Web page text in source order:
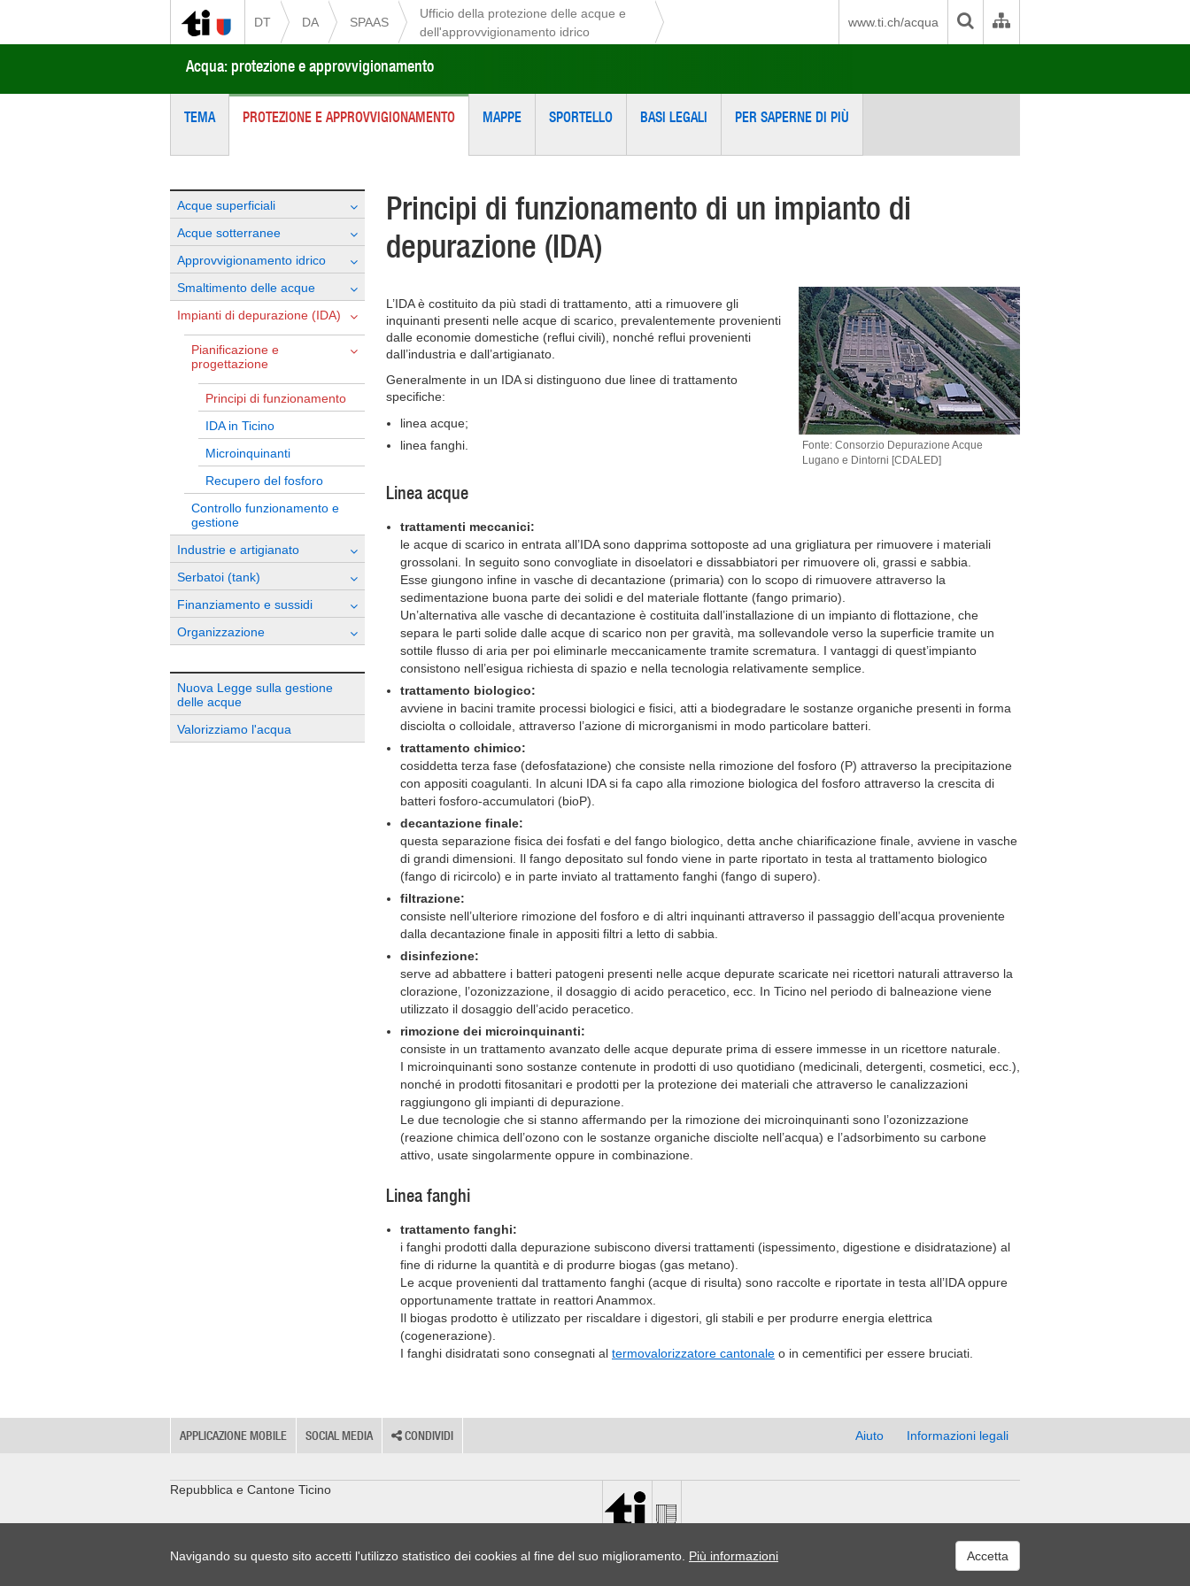
Navigando su questo sito accetti l'utilizzo statistico dei cookies al fine del suo miglioramento. Più informazioni Accetta
DT DA SPAAS
Ufficio della protezione delle acque e
dell'approvvigionamento idrico
www.ti.ch/acqua
Acqua: protezione e approvvigionamento
TEMA PROTEZIONE E APPROVVIGIONAMENTO MAPPE SPORTELLO BASI LEGALI PER SAPERNE DI PIÙ
Acque superficiali
Acque sotterranee
Approvvigionamento idrico
Smaltimento delle acque
Impianti di depurazione (IDA)
Pianificazione e
progettazione
Principi di funzionamento
IDA in Ticino
Microinquinanti
Recupero del fosforo
Controllo funzionamento e
gestione
Industrie e artigianato
Serbatoi (tank)
Finanziamento e sussidi
Organizzazione
Nuova Legge sulla gestione
delle acque
Valorizziamo l'acqua
Principi di funzionamento di un impianto di
depurazione (IDA)
Fonte: Consorzio Depurazione Acque
Lugano e Dintorni [CDALED]
L’IDA è costituito da più stadi di trattamento, atti a rimuovere gli
inquinanti presenti nelle acque di scarico, prevalentemente provenienti
dalle economie domestiche (reflui civili), nonché reflui provenienti
dall’industria e dall’artigianato.
Generalmente in un IDA si distinguono due linee di trattamento
specifiche:
linea acque;
linea fanghi.
Linea acque
trattamenti meccanici:
le acque di scarico in entrata all’IDA sono dapprima sottoposte ad una grigliatura per rimuovere i materiali
grossolani. In seguito sono convogliate in disoelatori e dissabbiatori per rimuovere oli, grassi e sabbia.
Esse giungono infine in vasche di decantazione (primaria) con lo scopo di rimuovere attraverso la
sedimentazione buona parte dei solidi e del materiale flottante (fango primario).
Un’alternativa alle vasche di decantazione è costituita dall’installazione di un impianto di flottazione, che
separa le parti solide dalle acque di scarico non per gravità, ma sollevandole verso la superficie tramite un
sottile flusso di aria per poi eliminarle meccanicamente tramite scrematura. I vantaggi di quest’impianto
consistono nell’esigua richiesta di spazio e nella tecnologia relativamente semplice.
trattamento biologico:
avviene in bacini tramite processi biologici e fisici, atti a biodegradare le sostanze organiche presenti in forma
disciolta o colloidale, attraverso l’azione di microrganismi in modo particolare batteri.
trattamento chimico:
cosiddetta terza fase (defosfatazione) che consiste nella rimozione del fosforo (P) attraverso la precipitazione
con appositi coagulanti. In alcuni IDA si fa capo alla rimozione biologica del fosforo attraverso la crescita di
batteri fosforo-accumulatori (bioP).
decantazione finale:
questa separazione fisica dei fosfati e del fango biologico, detta anche chiarificazione finale, avviene in vasche
di grandi dimensioni. Il fango depositato sul fondo viene in parte riportato in testa al trattamento biologico
(fango di ricircolo) e in parte inviato al trattamento fanghi (fango di supero).
filtrazione:
consiste nell’ulteriore rimozione del fosforo e di altri inquinanti attraverso il passaggio dell’acqua proveniente
dalla decantazione finale in appositi filtri a letto di sabbia.
disinfezione:
serve ad abbattere i batteri patogeni presenti nelle acque depurate scaricate nei ricettori naturali attraverso la
clorazione, l’ozonizzazione, il dosaggio di acido peracetico, ecc. In Ticino nel periodo di balneazione viene
utilizzato il dosaggio dell’acido peracetico.
rimozione dei microinquinanti:
consiste in un trattamento avanzato delle acque depurate prima di essere immesse in un ricettore naturale.
I microinquinanti sono sostanze contenute in prodotti di uso quotidiano (medicinali, detergenti, cosmetici, ecc.),
nonché in prodotti fitosanitari e prodotti per la protezione dei materiali che attraverso le canalizzazioni
raggiungono gli impianti di depurazione.
Le due tecnologie che si stanno affermando per la rimozione dei microinquinanti sono l’ozonizzazione
(reazione chimica dell’ozono con le sostanze organiche disciolte nell’acqua) e l’adsorbimento su carbone
attivo, usate singolarmente oppure in combinazione.
Linea fanghi
trattamento fanghi:
i fanghi prodotti dalla depurazione subiscono diversi trattamenti (ispessimento, digestione e disidratazione) al
fine di ridurne la quantità e di produrre biogas (gas metano).
Le acque provenienti dal trattamento fanghi (acque di risulta) sono raccolte e riportate in testa all’IDA oppure
opportunamente trattate in reattori Anammox.
Il biogas prodotto è utilizzato per riscaldare i digestori, gli stabili e per produrre energia elettrica
(cogenerazione).
I fanghi disidratati sono consegnati al termovalorizzatore cantonale o in cementifici per essere bruciati.
APPLICAZIONE MOBILE SOCIAL MEDIA CONDIVIDI Aiuto Informazioni legali
Repubblica e Cantone Ticino